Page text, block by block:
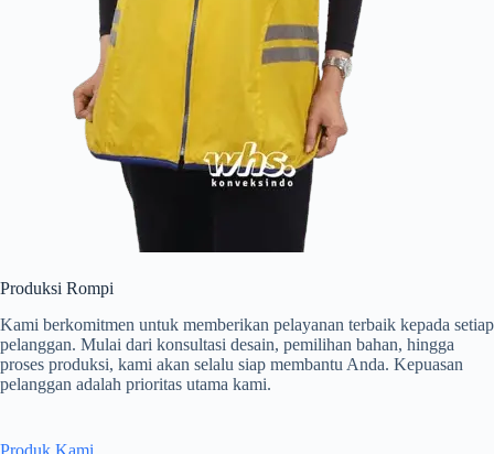
Produksi Rompi
Kami berkomitmen untuk memberikan pelayanan terbaik kepada setiap
pelanggan. Mulai dari konsultasi desain, pemilihan bahan, hingga
proses produksi, kami akan selalu siap membantu Anda. Kepuasan
pelanggan adalah prioritas utama kami.
Produk Kami